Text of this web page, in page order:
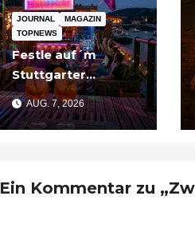
JOURNAL
MAGAZIN
TOPNEWS
Festle auf´m
Stuttgarter
Partyschiff: „Tier
am Pier“
AUG. 7, 2026
Ein Kommentar zu